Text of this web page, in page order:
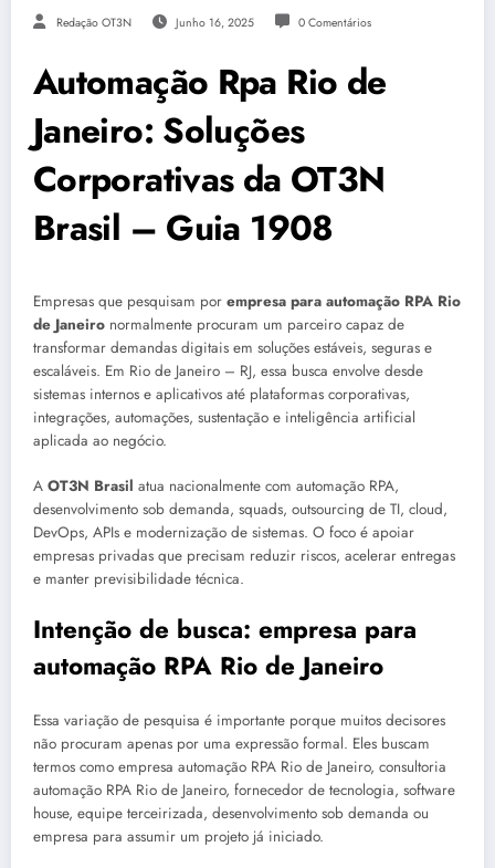
Redação OT3N Junho 16, 2025 0 Comentários
Automação Rpa Rio de
Janeiro: Soluções
Corporativas da OT3N
Brasil – Guia 1908
Empresas que pesquisam por empresa para automação RPA Rio
de Janeiro normalmente procuram um parceiro capaz de
transformar demandas digitais em soluções estáveis, seguras e
escaláveis. Em Rio de Janeiro – RJ, essa busca envolve desde
sistemas internos e aplicativos até plataformas corporativas,
integrações, automações, sustentação e inteligência artificial
aplicada ao negócio.
A OT3N Brasil atua nacionalmente com automação RPA,
desenvolvimento sob demanda, squads, outsourcing de TI, cloud,
DevOps, APIs e modernização de sistemas. O foco é apoiar
empresas privadas que precisam reduzir riscos, acelerar entregas
e manter previsibilidade técnica.
Intenção de busca: empresa para
automação RPA Rio de Janeiro
Essa variação de pesquisa é importante porque muitos decisores
não procuram apenas por uma expressão formal. Eles buscam
termos como empresa automação RPA Rio de Janeiro, consultoria
automação RPA Rio de Janeiro, fornecedor de tecnologia, software
house, equipe terceirizada, desenvolvimento sob demanda ou
empresa para assumir um projeto já iniciado.